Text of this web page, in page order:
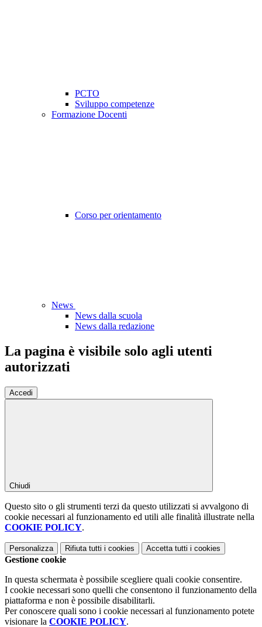
PCTO
Sviluppo competenze
Formazione Docenti
Corso per orientamento
News
News dalla scuola
News dalla redazione
La pagina è visibile solo agli utenti
autorizzati
Accedi
Chiudi
Questo sito o gli strumenti terzi da questo utilizzati si avvalgono di
cookie necessari al funzionamento ed utili alle finalità illustrate nella
COOKIE POLICY.
Personalizza Rifiuta tutti i cookies Accetta tutti i cookies
Gestione cookie
In questa schermata è possibile scegliere quali cookie consentire.
I cookie necessari sono quelli che consentono il funzionamento della
piattaforma e non è possibile disabilitarli.
Per conoscere quali sono i cookie necessari al funzionamento potete
visionare la COOKIE POLICY.